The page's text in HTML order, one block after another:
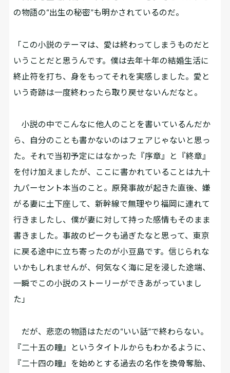
の物語の“出生の秘密”も明かされているのだ。
「この小説のテーマは、愛は終わってしまうものだと
いうことだと思うんです。僕は去年十年の結婚生活に
終止符を打ち、身をもってそれを実感しました。愛と
いう奇跡は一度終わったら取り戻せないんだなと。
小説の中でこんなに他人のことを書いているんだか
ら、自分のことも書かないのはフェアじゃないと思っ
た。それで当初予定にはなかった『序章』と『終章』
を付け加えましたが、ここに書かれていることは九十
九パーセント本当のこと。原発事故が起きた直後、嫌
がる妻に土下座して、新幹線で無理やり福岡に連れて
行きましたし、僕が妻に対して持った感情もそのまま
書きました。事故のピークも過ぎたなと思って、東京
に戻る途中に立ち寄ったのが小豆島です。信じられな
いかもしれませんが、何気なく海に足を浸した途端、
一瞬でこの小説のストーリーができあがっていまし
た」
だが、悲恋の物語はただの“いい話”で終わらない。
『二十五の瞳』というタイトルからもわかるように、
『二十四の瞳』を始めとする過去の名作を換骨奪胎、